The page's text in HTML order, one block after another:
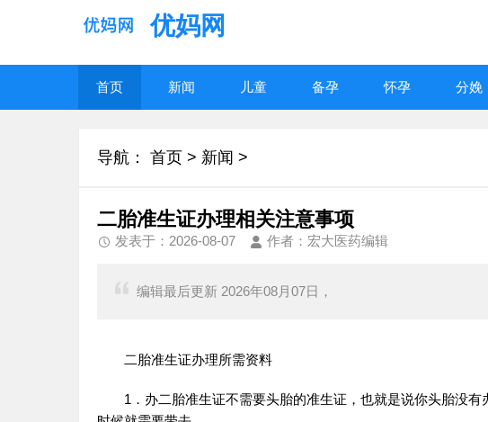
优妈网
首页 新闻 儿童 备孕 怀孕 分娩
导航： 首页 > 新闻 >
二胎准生证办理相关注意事项
发表于：2026-08-07 作者：宏大医药编辑
编辑最后更新 2026年08月07日，
二胎准生证办理所需资料
1．办二胎准生证不需要头胎的准生证，也就是说你头胎没